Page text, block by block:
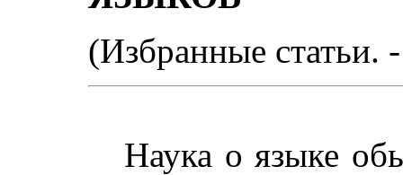
(Избранные
Наука о языке